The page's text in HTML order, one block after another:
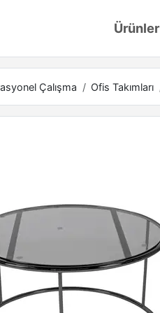
Ürünler
Çalışma Ofis Takımları